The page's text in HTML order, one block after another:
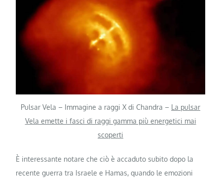
Pulsar Vela – Immagine a raggi X di Chandra – La pulsar
Vela emette i fasci di raggi gamma più energetici mai
scoperti
È interessante notare che ciò è accaduto subito dopo la
recente guerra tra Israele e Hamas, quando le emozioni